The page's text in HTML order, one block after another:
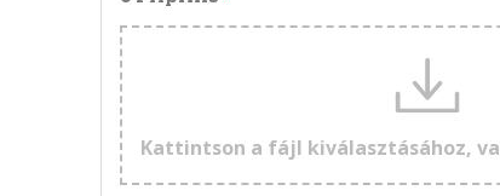
Kattintson a fájl kiválasztásához,